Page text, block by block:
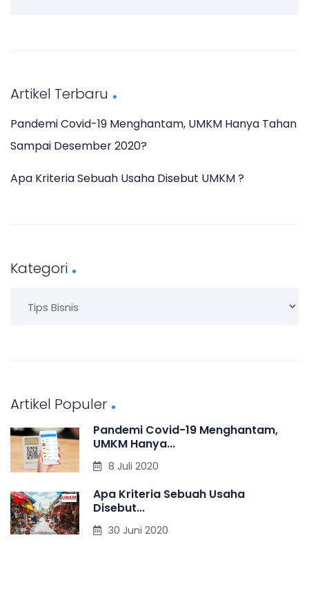
Artikel Terbaru
Pandemi Covid-19 Menghantam, UMKM Hanya Tahan
Sampai Desember 2020?
Apa Kriteria Sebuah Usaha Disebut UMKM ?
Kategori
o
r
i
Artikel Populer
Pandemi Covid-19 Menghantam,
UMKM Hanya...
8 Juli 2020
Apa Kriteria Sebuah Usaha
Disebut...
30 Juni 2020